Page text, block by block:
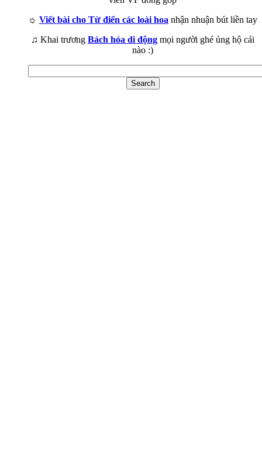
☼ Viết bài cho Từ điển các loài hoa nhận nhuận bút liền tay
♫ Khai trương Bách hóa di động mọi người ghé ủng hộ cái
nào :)